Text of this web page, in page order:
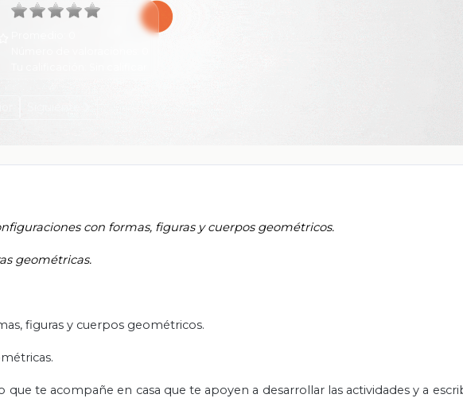
con formas, figuras y cuerpos geométricos.
geométricas.
figuras y cuerpos geométricos.
te acompañe en casa que te apoyen a desarrollar las actividades y a